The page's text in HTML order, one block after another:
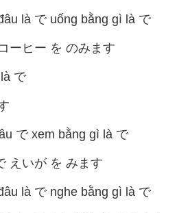
là で uống bằng gì là で
ーヒー を のみます
で
で xem bằng gì là で
えいが を みます
là で nghe bằng gì là で